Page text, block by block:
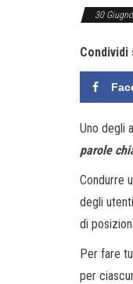
30
Uno degli
parole
Condurre
degli
di
Per fare
per